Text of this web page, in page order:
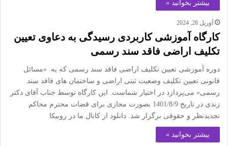
بیشتر بخوانید »
آوریل 28, 2024
کارگاه آموزشی کاربردی رسیدگی به دعاوی تعیین
تکلیف اراضی فاقد سند رسمی
دوره آموزشی تعیین تکلیف اراضی فاقد سند رسمی که به «مسائل
قانونی تعیین تکلیف وضعیت ثبتی اراضی و ساختمان های فاقد سند
رسمی» می‌پردازد در اختیار شماست. این کارگاه توسط جناب آقای دکتر
زندی در تاریخ 1401/8/9 بصورت مجازی برای قضات محترم محاکم
تجدیدنظر و حقوقی برگزار شد. دانلود از کانال ما در روبیکا
بیشتر بخوانید »